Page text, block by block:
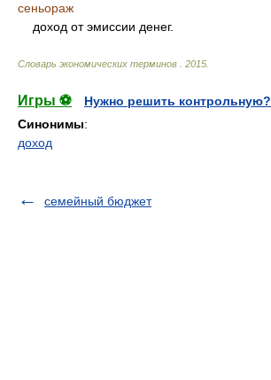
сеньораж
доход от эмиссии денег.
Словарь экономических терминов 2015
Игры ⚽
Нужно решить контрольную?
Синонимы:
доход
семейный бюджет